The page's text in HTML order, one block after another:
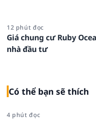
12 phút đọc
Giá chung cư Ruby
nhà đầu tư
Có thể bạn sẽ thích
4 phút đọc